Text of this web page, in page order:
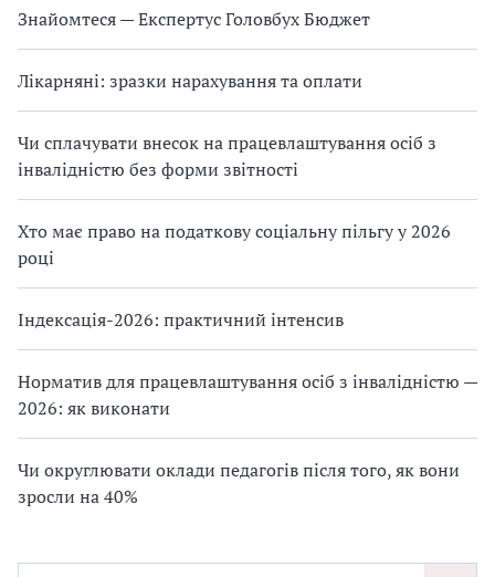
Знайомтеся — Експертус Головбух Бюджет
Лікарняні: зразки нарахування та оплати
Чи сплачувати внесок на працевлаштування осіб з
інвалідністю без форми звітності
Хто має право на податкову соціальну пільгу у 2026
році
Індексація-2026: практичний інтенсив
Норматив для працевлаштування осіб з інвалідністю —
2026: як виконати
Чи округлювати оклади педагогів після того, як вони
зросли на 40%